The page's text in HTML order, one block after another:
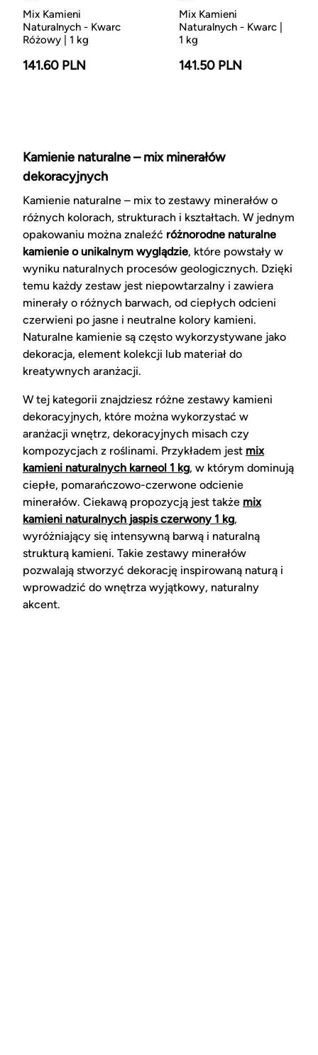
Mix Kamieni
Naturalnych - Kwarc
Różowy | 1 kg
141.60 PLN
Mix Kamieni
Naturalnych - Kwarc |
1 kg
141.50 PLN
Kamienie naturalne – mix minerałów
dekoracyjnych
Kamienie naturalne – mix to zestawy minerałów o
różnych kolorach, strukturach i kształtach. W jednym
opakowaniu można znaleźć różnorodne naturalne
kamienie o unikalnym wyglądzie, które powstały w
wyniku naturalnych procesów geologicznych. Dzięki
temu każdy zestaw jest niepowtarzalny i zawiera
minerały o różnych barwach, od ciepłych odcieni
czerwieni po jasne i neutralne kolory kamieni.
Naturalne kamienie są często wykorzystywane jako
dekoracja, element kolekcji lub materiał do
kreatywnych aranżacji.
W tej kategorii znajdziesz różne zestawy kamieni
dekoracyjnych, które można wykorzystać w
aranżacji wnętrz, dekoracyjnych misach czy
kompozycjach z roślinami. Przykładem jest mix
kamieni naturalnych karneol 1 kg, w którym dominują
ciepłe, pomarańczowo-czerwone odcienie
minerałów. Ciekawą propozycją jest także mix
kamieni naturalnych jaspis czerwony 1 kg,
wyróżniający się intensywną barwą i naturalną
strukturą kamieni. Takie zestawy minerałów
pozwalają stworzyć dekorację inspirowaną naturą i
wprowadzić do wnętrza wyjątkowy, naturalny
akcent.